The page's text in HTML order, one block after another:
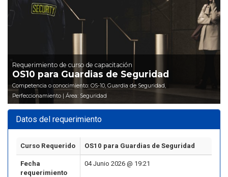
Requerimiento de curso de capacitación
OS10 para Guardias de Seguridad
Competencia o conocimiento: OS-10, Guardia de Seguridad,
Perfeccionamiento | Área: Seguridad
Datos del requerimiento
Curso Requerido OS10 para Guardias de Seguridad
Fecha
requerimiento
04 Junio 2026 @ 19:21